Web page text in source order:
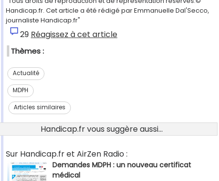
Handicap.fr. Cet article a été rédigé par Emmanuelle Dal'Secco,
journaliste Handicap.fr"
29 Réagissez à cet article
Thèmes :
Actualité
MDPH
Articles similaires
Handicap.fr vous suggère aussi...
Sur Handicap.fr et AirZen Radio :
Demandes MDPH : un nouveau certificat
médical